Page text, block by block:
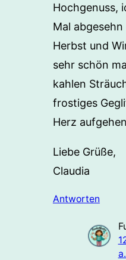
Hochgenuss,
Mal
Herbst und
sehr schön
kahlen
frostiges
Herz
Liebe Grüße,
Claudia
Antworten